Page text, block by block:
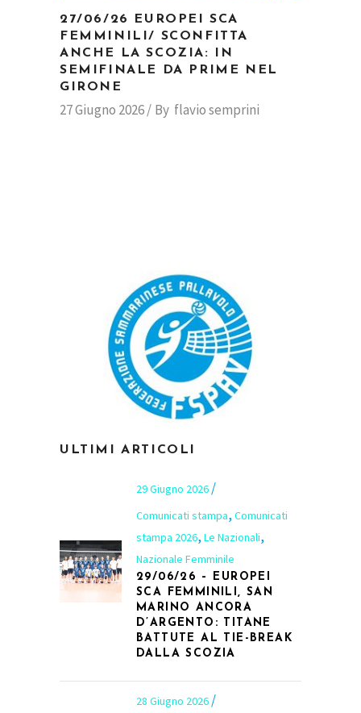
27/06/26 EUROPEI SCA
FEMMINILI/ SCONFITTA
ANCHE LA SCOZIA: IN
SEMIFINALE DA PRIME NEL
GIRONE
27 Giugno 2026 By flavio semprini
ULTIMI ARTICOLI
29 Giugno 2026
Comunicati stampa, Comunicati
stampa 2026, Le Nazionali,
Nazionale Femminile
29/06/26 – EUROPEI
SCA FEMMINILI, SAN
MARINO ANCORA
D’ARGENTO: TITANE
BATTUTE AL TIE-BREAK
DALLA SCOZIA
28 Giugno 2026